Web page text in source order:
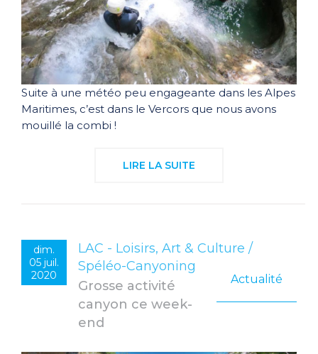
Suite à une météo peu engageante dans les Alpes
Maritimes, c’est dans le Vercors que nous avons
mouillé la combi !
LIRE LA SUITE
dim.
05 juil.
2020
LAC - Loisirs, Art & Culture /
Spéléo-Canyoning
Actualité
Grosse activité
canyon ce week-
end